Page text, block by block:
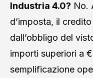
Industria 4.0? No.
d’imposta, il
dall’obbligo del
importi superiori a
semplificazione